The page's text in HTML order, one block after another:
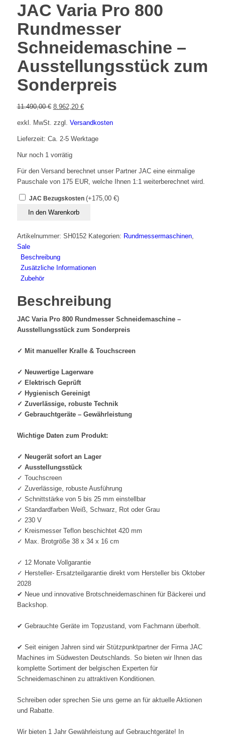
JAC Varia Pro 800
Rundmesser
Schneidemaschine –
Ausstellungsstück zum
Sonderpreis
11.490,00€ Ursprünglicher
war:
11.490,00 €
8.962,20 €Aktueller
ist:
8.962,20 €.
exkl. MwSt. zzgl. Versandkosten
Lieferzeit: Ca. 2-5 Werktage
Nur noch 1 vorrätig
Für den Versand berechnet unser Partner JAC eine einmalige
Pauschale von 175 EUR, welche Ihnen 1:1 weiterberechnet wird.
JAC Bezugskosten (+175,00 €)
JAC
800
Rundmesser
Schneidemaschine
Ausstellungsstück
Sonderpreis
In den Warenkorb
Artikelnummer: SH0152 Kategorien: Rundmessermaschinen,
Sale
Beschreibung
Zusätzliche Informationen
Zubehör
Beschreibung
JAC Varia Pro 800 Rundmesser Schneidemaschine –
Ausstellungsstück zum Sonderpreis
✓ Mit manueller Kralle & Touchscreen
✓ Neuwertige Lagerware
✓ Elektrisch Geprüft
✓ Hygienisch Gereinigt
✓ Zuverlässige, robuste Technik
✓ Gebrauchtgeräte – Gewährleistung
Wichtige Daten zum Produkt:
✓ Neugerät sofort an Lager
✓ Ausstellungsstück
✓ Touchscreen
✓ Zuverlässige, robuste Ausführung
✓ Schnittstärke von 5 bis 25 mm einstellbar
✓ Standardfarben Weiß, Schwarz, Rot oder Grau
✓ 230 V
✓ Kreismesser Teflon beschichtet 420 mm
✓ Max. Brotgröße 38 x 34 x 16 cm
✓ 12 Monate Vollgarantie
✓ Hersteller- Ersatzteilgarantie direkt vom Hersteller bis Oktober
2028
✔ Neue und innovative Brotschneidemaschinen für Bäckerei und
Backshop.
✔ Gebrauchte Geräte im Topzustand, vom Fachmann überholt.
✔ Seit einigen Jahren sind wir Stützpunktpartner der Firma JAC
Machines im Südwesten Deutschlands. So bieten wir Ihnen das
komplette Sortiment der belgischen Experten für
Schneidemaschinen zu attraktiven Konditionen.
Schreiben oder sprechen Sie uns gerne an für aktuelle Aktionen
und Rabatte.
Wir bieten 1 Jahr Gewährleistung auf Gebrauchtgeräte! In